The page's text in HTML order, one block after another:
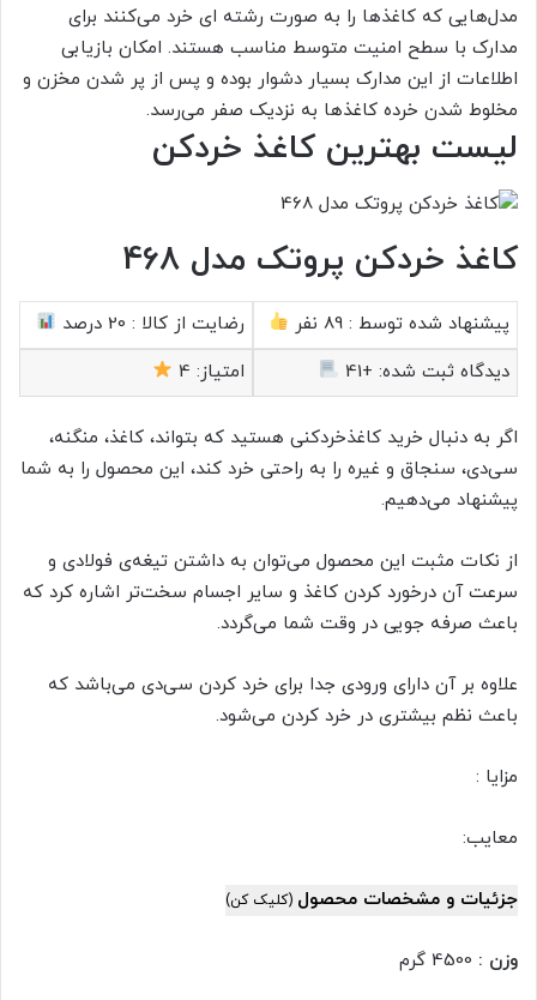
مدل‌هایی که کاغذها را به صورت رشته ای خرد می‌کنند برای
مدارک با سطح امنیت متوسط مناسب هستند. امکان بازیابی
اطلاعات از این مدارک بسیار دشوار بوده و پس از پر شدن مخزن و
مخلوط شدن خرده کاغذ‌ها به نزدیک صفر می‌رسد.
لیست بهترین کاغذ خردکن
کاغذ خردکن پروتک مدل 468
پیشنهاد شده توسط : 89 نفر رضایت از کالا : 20 درصد
دیدگاه ثبت شده: +41 امتیاز: 4
اگر به دنبال خرید کاغذخردکنی هستید که بتواند، کاغذ، منگنه،
سی‌دی، سنجاق و غیره را به راحتی خرد کند، این محصول را به شما
پیشنهاد می‌دهیم.
از نکات مثبت این محصول می‌توان به داشتن تیغه‌ی فولادی و
سرعت آن درخورد کردن کاغذ و سایر اجسام سخت‌تر اشاره کرد که
باعث صرفه جویی در وقت شما می‌گردد.
علاوه بر آن دارای ورودی جدا برای خرد کردن سی‌دی می‌باشد که
باعث نظم بیشتری در خرد کردن می‌شود.
مزایا :
معایب:
جزئیات و مشخصات محصول (کلیک کن)
وزن :